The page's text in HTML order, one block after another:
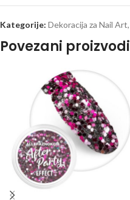
Kategorije: Dekoracija za Nail Art,
Povezani proizvodi